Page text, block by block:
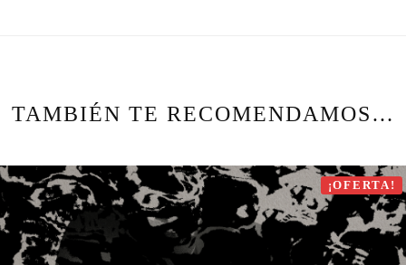
TAMBIÉN TE RECOMENDAMOS…
¡OFERTA!